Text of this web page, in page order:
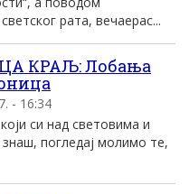
рата, вечаерас...
КРАЉ: Лобања
- 16:34
си над световима и
погледај молимо те,